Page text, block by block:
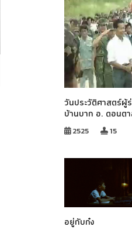
วันประวัติศาสตร์ผู้
บ้านบาก อ. ดอนต
2525 15
อยู่กับก๋ง